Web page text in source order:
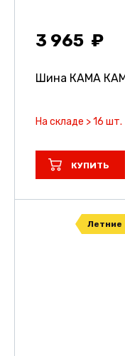
3 965
Шина КАМА
На складе > 16 шт.
КУПИТЬ
Летние